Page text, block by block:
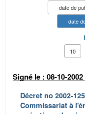
date de
date
10
Signé le : 08-10-2002
Décret no 2002-
Commissariat à